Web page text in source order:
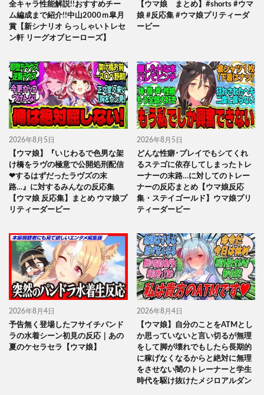
全キャラ性能解説!!おすすめチー
ム編成まで紹介!!中山2000ｍ皐月
賞【新シナリオ らっしゃいトレセ
ン軒 リーグオブヒーローズ】
【ウマ娘 まとめ】#shorts #ウマ
娘 #反応集 #ウマ娘プリティーダ
ービー
2026年8月5日
【ウマ娘】『いじわるで色男な架
け橋をラヴの極意で公開処刑配信
❤するはずだったラヴズの末
路…』に対するみんなの反応集
【ウマ娘 反応集】まとめ ウマ娘プ
リティーダービー
2026年8月5日
どんな性癖･プレイでもシてくれ
るステゴに依存してしまったトレ
ーナーの末路…に対してのトレー
ナーの反応まとめ【ウマ娘反応
集・ステイゴールド】ウマ娘プリ
ティーダービー
2026年8月4日
予告無く登場したフサイチパンド
ラの水着シーン初見の反応｜あの
夏のケセラセラ【ウマ娘】
2026年8月4日
【ウマ娘】自分のことをATMとし
か思っていないと言い切るが無理
をして脚が壊れでもしたら長期的
に稼げなくなるからと絶対に無理
をさせない闇のトレーナーと学生
時代を駆け抜けたメジロアルダン